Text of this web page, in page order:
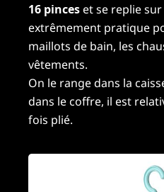
16 pinceset se replie
extrêmement pratique
maillots de bain, les
vêtements.
On le range dans la
dans le coffre, il est
fois plié.